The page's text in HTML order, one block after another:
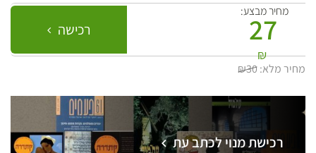
מחיר מבצע:
27
₪
רכישה
מחיר מלא:₪30
רכישת מנוי לכתב עת